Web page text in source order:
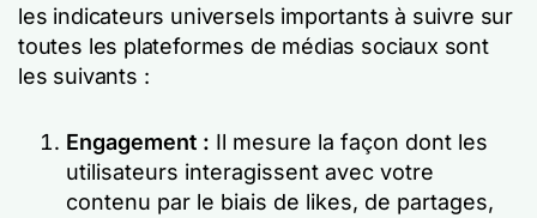
les indicateurs universels importants à suivre sur
toutes les plateformes de médias sociaux sont
les suivants :
Engagement : Il mesure la façon dont les
utilisateurs interagissent avec votre
contenu par le biais de likes, de partages,